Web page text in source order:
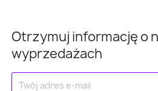
Gdańsk Szczecin
Otrzymuj informację o
wyprzedażach